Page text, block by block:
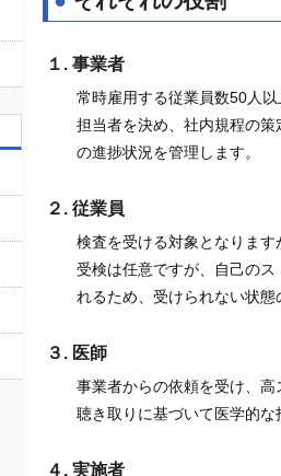
１. 事業者
常時雇用する従業員数50人
担当者を決め、社内規程の
の進捗状況を管理します。
２. 従業員
検査を受ける対象となりま
受検は任意ですが、自己の
れるため、受けられない状
３. 医師
事業者からの依頼を受け、
聴き取りに基づいて医学的
４. 実施者